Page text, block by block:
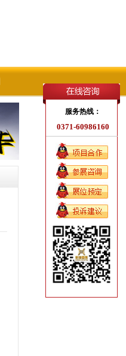
服务热线：
0371-60986160